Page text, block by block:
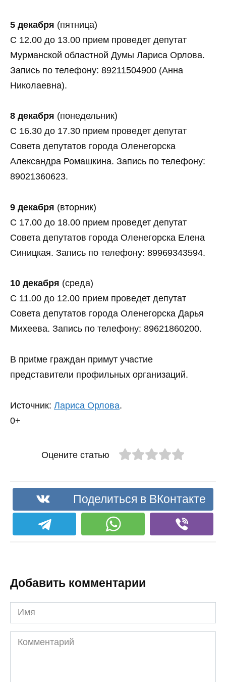
5 декабря (пятница)
С 12.00 до 13.00 прием проведет депутат
Мурманской областной Думы Лариса Орлова.
Запись по телефону: 89211504900 (Анна
Николаевна).
8 декабря (понедельник)
С 16.30 до 17.30 прием проведет депутат
Совета депутатов города Оленегорска
Александра Ромашкина. Запись по телефону:
89021360623.
9 декабря (вторник)
С 17.00 до 18.00 прием проведет депутат
Совета депутатов города Оленегорска Елена
Синицкая. Запись по телефону: 89969343594.
10 декабря (среда)
С 11.00 до 12.00 прием проведет депутат
Совета депутатов города Оленегорска Дарья
Михеева. Запись по телефону: 89621860200.
В приtме граждан примут участие
представители профильных организаций.
Источник: Лариса Орлова.
0+
Оцените статью
Поделиться в ВКонтакте
Добавить комментарии
Имя
Комментарий